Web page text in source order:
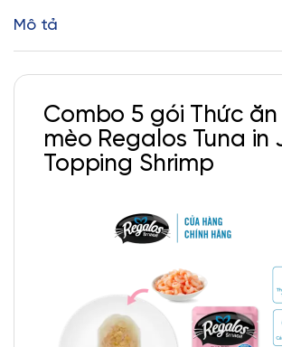
Mô tả
Combo 5 gói Thức
mèo Regalos Tuna in
Topping Shrimp